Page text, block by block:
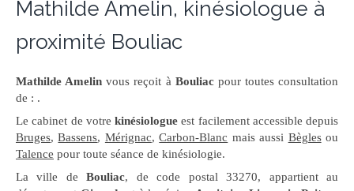
Mathilde Amelin, kinésiologue à
proximité Bouliac
Mathilde Amelin vous reçoit à Bouliacpour toutes consultation
de : .
Le cabinet de votre kinésiologue est facilement accessible depuis
Bruges,Bassens, Mérignac,Carbon-Blanc mais aussi Bèglesou
Talence pour toute séance de kinésiologie.
La ville deBouliac, de code postal 33270, appartient au